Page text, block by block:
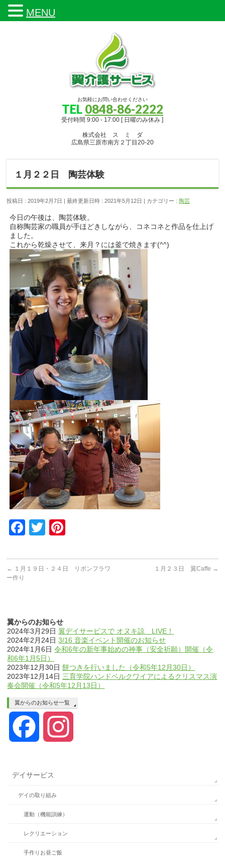
お気軽にお問い合わせください
TEL 0848-86-2222
受付時間 9:00 - 17:00 [ 日曜のみ休み ]
株式会社 ス ミ ダ
広島県三原市南方２丁目20-20
１月２２日 陶芸体験
投稿日 : 2019年2月7日 最終更新日時 : 2021年5月12日 カテゴリー :陶芸
今日の午後は、陶芸体験。
自称陶芸家の職員が手ほどきしながら、コネコネと作品を仕上げ
ました。
これから乾燥させて、来月？には釜で焼きます(^^)
Facebook
Twitter
← １月１９日・２４日 リボンフラワ
ー作り
１月２３日 翼Caffe →
翼からのお知らせ
2024年3月29日 翼デイサービスで オヌキ諒 LIVE！
2024年2月24日 3/16 音楽イベント開催のお知らせ
2024年1月6日 令和6年の新年事始めの神事（安全祈願）開催（令
和6年1月5日）
2023年12月30日 餅つきを行いました（令和5年12月30日）
2023年12月14日 三育学院ハンドベルクワイアによるクリスマス演
奏会開催（令和5年12月13日）
翼からのお知らせ一覧
Facebook
デイサービス
デイの取り組み
運動（機能訓練）
レクリエーション
手作りお昼ご飯
MENU